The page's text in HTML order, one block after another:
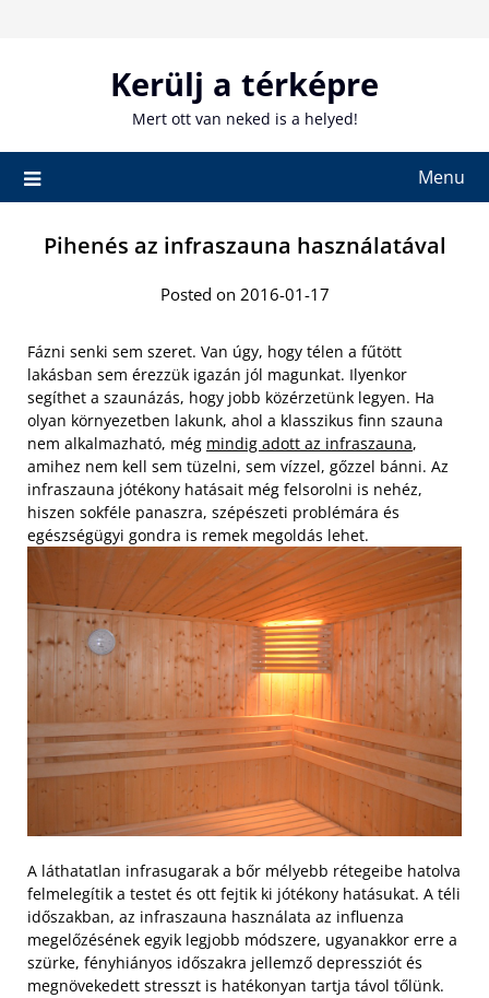
Kerülj a térképre
Mert ott van neked is a helyed!
Menu
Pihenés az infraszauna használatával
Posted on 2016-01-17
Fázni senki sem szeret. Van úgy, hogy télen a fűtött
lakásban sem érezzük igazán jól magunkat. Ilyenkor
segíthet a szaunázás, hogy jobb közérzetünk legyen. Ha
olyan környezetben lakunk, ahol a klasszikus finn szauna
nem alkalmazható, még mindig adott az infraszauna,
amihez nem kell sem tüzelni, sem vízzel, gőzzel bánni. Az
infraszauna jótékony hatásait még felsorolni is nehéz,
hiszen sokféle panaszra, szépészeti problémára és
egészségügyi gondra is remek megoldás lehet.
A láthatatlan infrasugarak a bőr mélyebb rétegeibe hatolva
felmelegítik a testet és ott fejtik ki jótékony hatásukat. A téli
időszakban, az infraszauna használata az influenza
megelőzésének egyik legjobb módszere, ugyanakkor erre a
szürke, fényhiányos időszakra jellemző depressziót és
megnövekedett stresszt is hatékonyan tartja távol tőlünk.